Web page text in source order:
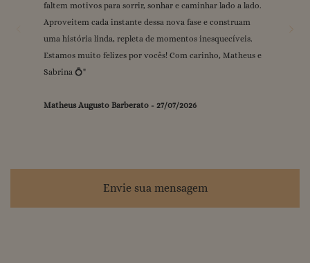
faltem motivos para sorrir, sonhar e caminhar lado a lado.
Aproveitem cada instante dessa nova fase e construam
uma história linda, repleta de momentos inesquecíveis.
Estamos muito felizes por vocês! Com carinho, Matheus e
Sabrina 💍"
Matheus Augusto Barberato - 27/07/2026
Gabrielle Brito Rousseau- 25/07/2026
Gilmara Carmo-25/07/2026
juntos! Vi e Ma."
Vitória Mão Cheia-24/07/2026
Neureci Alves de Araújo-24/07/2026
Envie sua mensagem